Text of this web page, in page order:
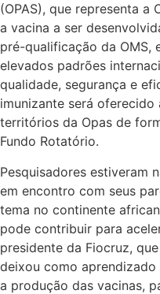
(OPAS), que representa a
a vacina a ser
pré-qualificação da OMS,
elevados padrões
qualidade, segurança e
imunizante será
territórios da Opas de
Fundo Rotatório.
Pesquisadores estiveram
em encontro com seus
tema no continente
pode contribuir para
presidente da Fiocruz,
deixou como
a produção das vacinas,